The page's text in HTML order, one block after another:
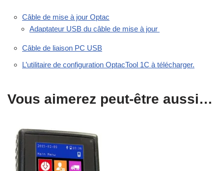
Câble de mise à jour Optac
Adaptateur USB du câble de mise à jour
Câble de liaison PC USB
L’utilitaire de configuration OptacTool 1C à télécharger.
Vous aimerez peut-être aussi…